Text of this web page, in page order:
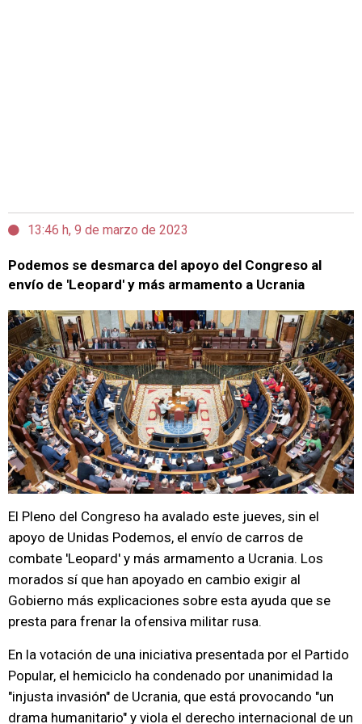
13:46 h, 9 de marzo de 2023
Podemos se desmarca del apoyo del Congreso al
envío de 'Leopard' y más armamento a Ucrania
El Pleno del Congreso ha avalado este jueves, sin el
apoyo de Unidas Podemos, el envío de carros de
combate 'Leopard' y más armamento a Ucrania. Los
morados sí que han apoyado en cambio exigir al
Gobierno más explicaciones sobre esta ayuda que se
presta para frenar la ofensiva militar rusa.
En la votación de una iniciativa presentada por el Partido
Popular, el hemiciclo ha condenado por unanimidad la
"injusta invasión" de Ucrania, que está provocando "un
drama humanitario" y viola el derecho internacional de un